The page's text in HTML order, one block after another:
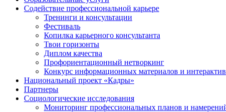
Содействие профессиональной карьере
Тренинги и консультации
Фестиваль
Копилка карьерного консультанта
Твои горизонты
Диплом качества
Профориентационный нетворкинг
Конкурс информационных материалов и
Национальный проект «Кадры»
Партнеры
Социологические исследования
Мониторинг профессиональных планов и